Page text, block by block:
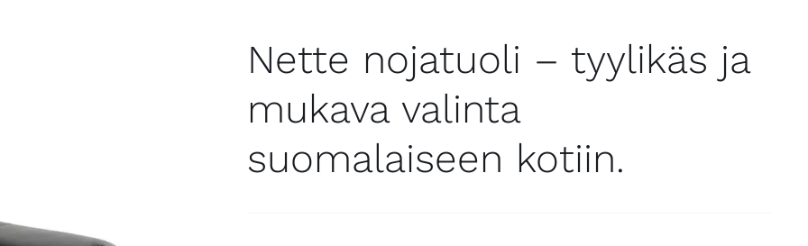
Nette nojatuoli – tyylikäs ja
mukava valinta
suomalaiseen kotiin.